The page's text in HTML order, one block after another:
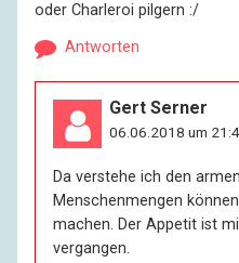
oder Charleroi pilgern :/
Antworten
Gert Serner
06.06.2018 um
Da verstehe ich den
Menschenmengen
machen. Der Appetit ist
vergangen.